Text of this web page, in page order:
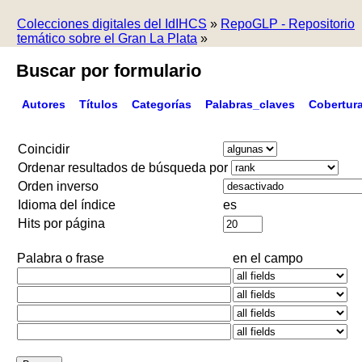
Colecciones digitales del IdIHCS » RepoGLP - Repositorio
temático sobre el Gran La Plata »
Buscar por formulario
Autores Títulos Categorías Palabras_claves
Coincidir
Ordenar resultados de búsqueda por
Orden inverso
Idioma del índice
es
Hits por página
Palabra o frase en el campo